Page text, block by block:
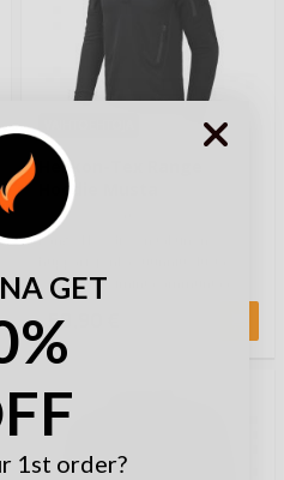
Helikon-Tex Range
Hoodie Musta
Range Hoodie on taktinen
vastaavat toiminta-ammuntaa
harrastavat exper…
58,90 €
GET
1st order?